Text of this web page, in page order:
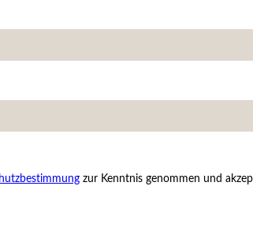
zur Kenntnis genommen und